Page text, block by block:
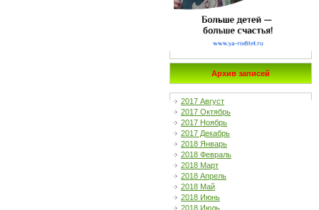
Архив записей
2017 Август
2017 Октябрь
2017 Ноябрь
2017 Декабрь
2018 Январь
2018 Февраль
2018 Март
2018 Апрель
2018 Май
2018 Июнь
2018 Июль